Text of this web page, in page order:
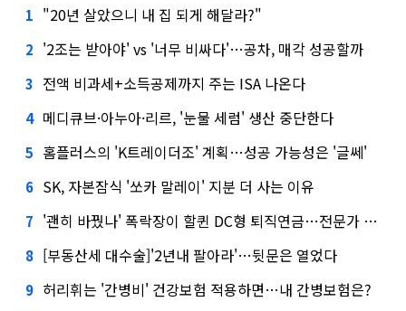
1 "20년 살았으니 내 집 되게 해달라?"
2 '2조는 받아야' vs '너무 비싸다'…공차, 매각 성공할까
3 전액 비과세+소득공제까지 주는 ISA 나온다
4 메디큐브·아누아·리르, '눈물 세럼' 생산 중단한다
5 홈플러스의 'K트레이더조' 계획…성공 가능성은 '글쎄'
6 SK, 자본잠식 '쏘카 말레이' 지분 더 사는 이유
7 '괜히 바꿨나' 폭락장이 할퀸 DC형 퇴직연금…전문가 조언은
8 [부동산세 대수술]'2년내 팔아라'…뒷문은 열었다
9 허리휘는 '간병비' 건강보험 적용하면…내 간병보험은?